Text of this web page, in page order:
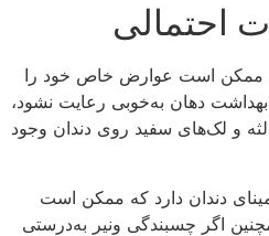
احتمالی
ممکن است عوارض خاص خود را
بهداشت دهان به‌خوبی رعایت نشود،
لثه و لک‌های سفید روی دندان وجود
دندان دارد که ممکن است
اگر چسبندگی ونیر به‌درستی